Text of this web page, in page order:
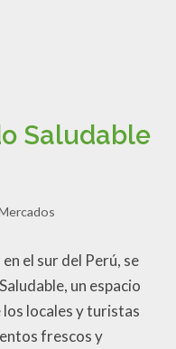
Saludable
el sur del Perú, se
un espacio
locales y turistas
frescos y